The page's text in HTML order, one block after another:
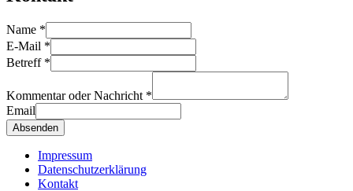
Name *
E-Mail *
Betreff *
Kommentar oder Nachricht *
Email
Absenden
Impressum
Datenschutzerklärung
Kontakt